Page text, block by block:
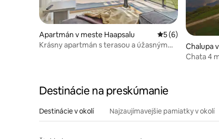
Apartmán v meste Haapsalu Priemerné
5 (6)
Krásny apartmán s terasou a úžasným
Chalupa
Chata 4
Destinácie na preskúmanie
Destinácie v okolí Najzaujímavejšie pamiatky v okolí